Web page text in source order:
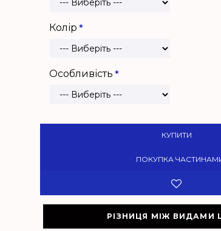
Колір
Особливість
КУПИТИ
ПОКУПКА
РІЗНИЦЯ МІЖ ВИДАМИ